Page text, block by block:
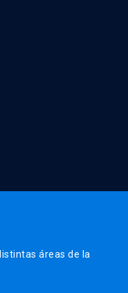
áreas de la